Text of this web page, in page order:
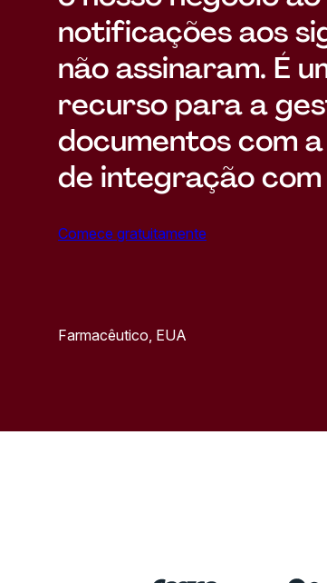
Farmacêutico, EUA
notificações aos
não assinaram. É
recurso para a
documentos com
de integração com
Comece gratuitamente